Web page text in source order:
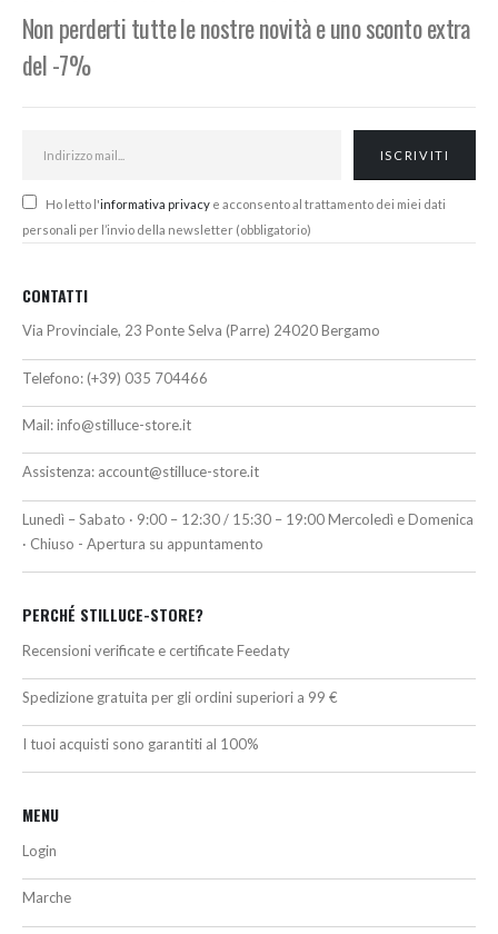
Non perderti tutte le nostre novità e uno sconto extra
del -7%
Ho letto l'informativa privacy e acconsento al trattamento dei miei dati
personali per l’invio della newsletter (obbligatorio)
CONTATTI
Via Provinciale, 23 Ponte Selva (Parre) 24020 Bergamo
Telefono: (+39) 035 704466
Mail:info@stilluce-store.it
Assistenza: account@stilluce-store.it
Lunedì – Sabato · 9:00 – 12:30 / 15:30 – 19:00 Mercoledì e Domenica
· Chiuso - Apertura su appuntamento
PERCHÉ STILLUCE-STORE?
Recensioni verificate e certificate Feedaty
Spedizione gratuita per gli ordini superiori a 99 €
I tuoi acquisti sono garantiti al 100%
MENU
Login
Marche